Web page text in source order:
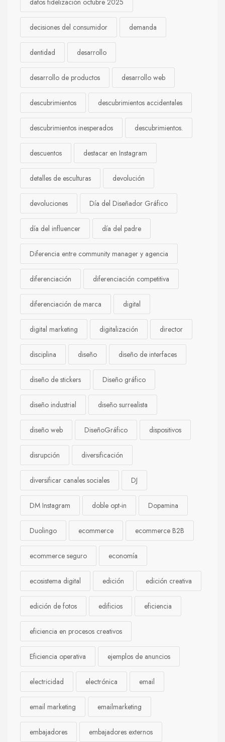
decisiones del consumidor demanda
dentidad desarrollo
desarrollo de productos desarrollo web
descubrimientos descubrimientos accidentales
descubrimientos inesperados descubrimientos.
descuentos destacar en Instagram
detalles de esculturas devolución
devoluciones Día del Diseñador Gráfico
día del influencer día del padre
Diferencia entre community manager y agencia
diferenciación diferenciación competitiva
diferenciación de marca digital
digital marketing digitalización director
disciplina diseño diseño de interfaces
diseño de stickers Diseño gráfico
diseño industrial diseño surrealista
diseño web DiseñoGráfico dispositivos
disrupción diversificación
diversificar canales sociales DJ
DM Instagram doble opt-in Dopamina
Duolingo ecommerce ecommerce B2B
ecommerce seguro economía
ecosistema digital edición edición creativa
edición de fotos edificios eficiencia
eficiencia en procesos creativos
Eficiencia operativa ejemplos de anuncios
electricidad electrónica email
email marketing emailmarketing
embajadores embajadores externos